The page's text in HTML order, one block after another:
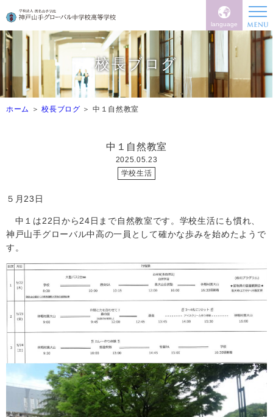
language
校長ブログ
ホーム 校長ブログ 中１自然教室
中１自然教室
2025.05.23
学校生活
５月23 日
中１は22日から24日まで自然教室です。学校生活にも慣れ、
神戸山手グローバル中高の一員として確かな歩みを始めたようで
す。